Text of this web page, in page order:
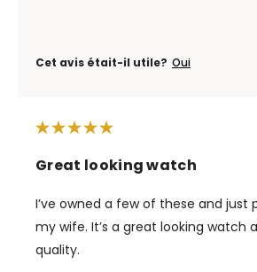
Cet avis était-il utile? Oui
Great looking watch
I’ve owned a few of these and just
my wife. It’s a great looking watch
quality.